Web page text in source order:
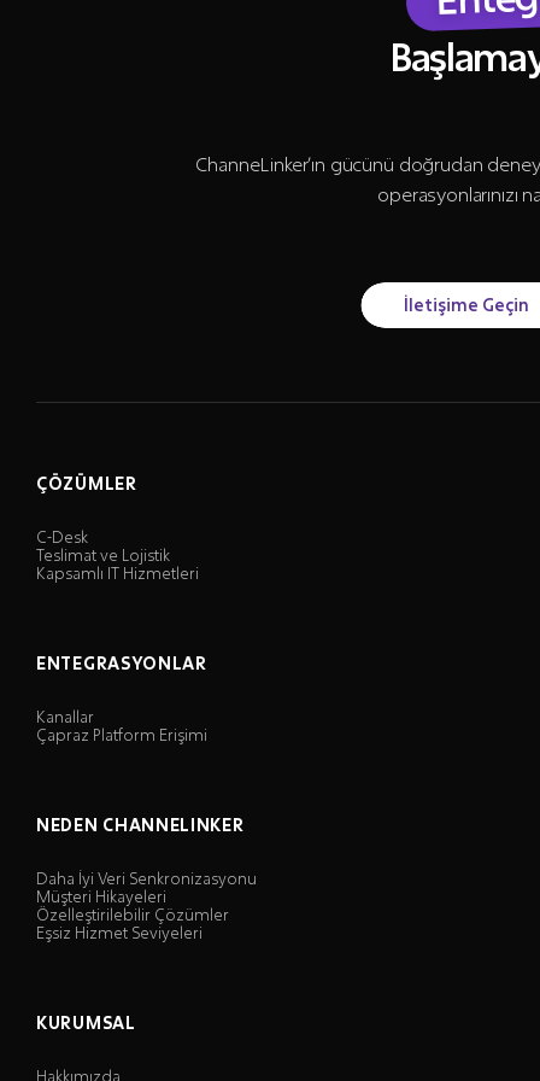
ChanneLinker’ın gücünü doğrudan
operasyonlarınızı
İletişime Geçin
ÇÖZÜMLER
C-Desk
Teslimat ve Lojistik
Kapsamlı IT Hizmetleri
ENTEGRASYONLAR
Kanallar
Çapraz Platform Erişimi
NEDEN CHANNELINKER
Daha İyi Veri Senkronizasyonu
Müşteri Hikayeleri
Özelleştirilebilir Çözümler
Eşsiz Hizmet Seviyeleri
KURUMSAL
Hakkımızda